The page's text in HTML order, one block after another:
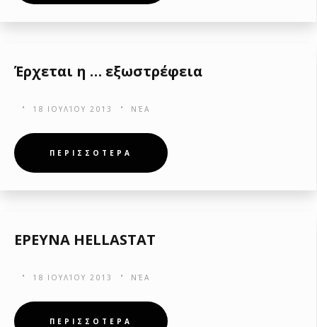
Έρχεται η … εξωστρέφεια
18 ΙΟΥΛΊΟΥ 2013 ΝΈΑ
ΠΕΡΙΣΣΟΤΕΡΑ
ΕΡΕΥΝΑ HELLASTAT
18 ΙΟΥΛΊΟΥ 2013 ΝΈΑ
ΠΕΡΙΣΣΟΤΕΡΑ